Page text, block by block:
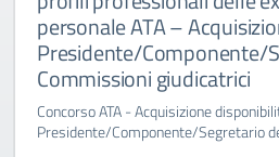
personale ATA –
Presidente/Componente/
Commissioni giudicatrici
Concorso ATA - Acquisizione
Presidente/Componente/Segretario